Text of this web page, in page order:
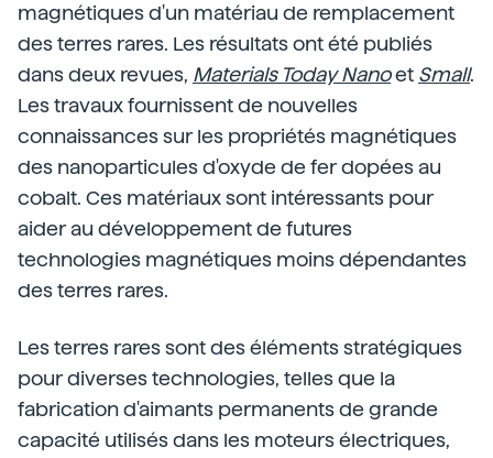
magnétiques d'un matériau de remplacement
des terres rares. Les résultats ont été publiés
dans deux revues, Materials Today Nanoet Small.
Les travaux fournissent de nouvelles
connaissances sur les propriétés magnétiques
des nanoparticules d'oxyde de fer dopées au
cobalt. Ces matériaux sont intéressants pour
aider au développement de futures
technologies magnétiques moins dépendantes
des terres rares.
Les terres rares sont des éléments stratégiques
pour diverses technologies, telles que la
fabrication d'aimants permanents de grande
capacité utilisés dans les moteurs électriques,